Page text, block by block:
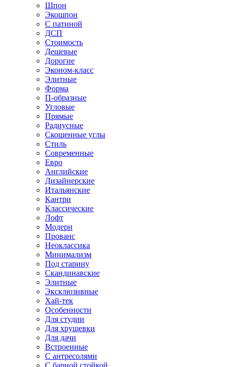
Шпон
Экошпон
С патиной
ДСП
Стоимость
Дешевые
Дорогие
Эконом-класс
Элитные
Форма
П-образные
Угловые
Прямые
Радиусные
Скошенные углы
Стиль
Современные
Евро
Английские
Дизайнерские
Итальянские
Кантри
Классические
Лофт
Модерн
Прованс
Неоклассика
Минимализм
Под старину
Скандинавские
Элитные
Эксклюзивные
Хай-тек
Особенности
Для студии
Для хрущевки
Для дачи
Встроенные
С антресолями
С барной стойкой